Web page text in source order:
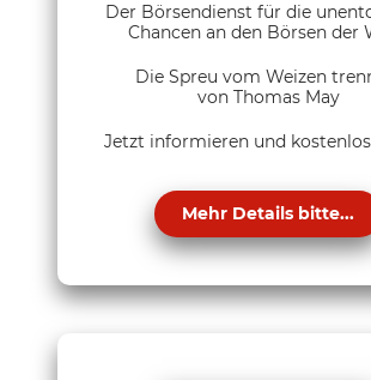
Der Börsendienst für die
Chancen an den Börsen der
Die Spreu vom Weizen
von Thomas May
Jetzt informieren und
Mehr Details bitte...